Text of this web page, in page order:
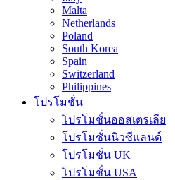
Malta
Netherlands
Poland
South Korea
Spain
Switzerland
Philippines
โปรโมชั่น
โปรโมชั่นออสเตรเลีย
โปรโมชั่นนิวซีแลนด์
โปรโมชั่น UK
โปรโมชั่น USA